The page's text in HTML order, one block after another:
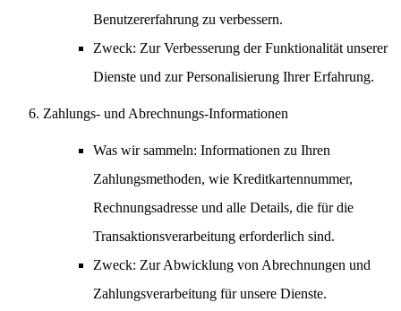
Benutzererfahrung zu verbessern.
Zweck: Zur Verbesserung der Funktionalität unserer
Dienste und zur Personalisierung Ihrer Erfahrung.
Zahlungs- und Abrechnungs-Informationen
Was wir sammeln: Informationen zu Ihren
Zahlungsmethoden, wie Kreditkartennummer,
Rechnungsadresse und alle Details, die für die
Transaktionsverarbeitung erforderlich sind.
Zweck: Zur Abwicklung von Abrechnungen und
Zahlungsverarbeitung für unsere Dienste.